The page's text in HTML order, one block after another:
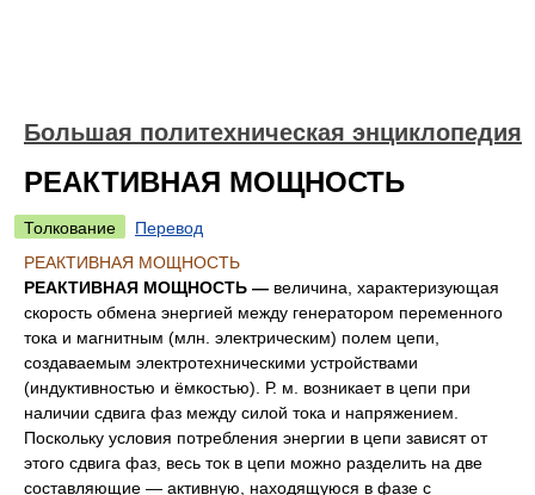
Большая политехническая энциклопедия
РЕАКТИВНАЯ МОЩНОСТЬ
Толкование
Перевод
РЕАКТИВНАЯ МОЩНОСТЬ
РЕАКТИВНАЯ МОЩНОСТЬ — величина, характеризующая
скорость обмена энергией между генератором переменного
тока и магнитным (млн. электрическим) полем цепи,
создаваемым электротехническими устройствами
(индуктивностью и ёмкостью). Р. м. возникает в цепи при
наличии сдвига фаз между силой тока и напряжением.
Поскольку условия потребления энергии в цепи зависят от
этого сдвига фаз, весь ток в цепи можно разделить на две
составляющие — активную, находящуюся в фазе с